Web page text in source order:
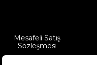
Mesafeli Satış
Sözleşmesi